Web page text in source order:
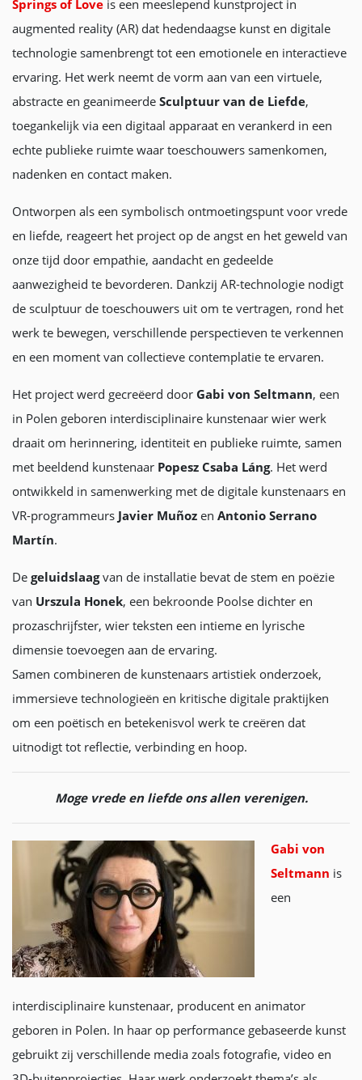
Springs of Love is een meeslepend kunstproject in
augmented reality (AR) dat hedendaagse kunst en digitale
technologie samenbrengt tot een emotionele en interactieve
ervaring. Het werk neemt de vorm aan van een virtuele,
abstracte en geanimeerde Sculptuur van de Liefde,
toegankelijk via een digitaal apparaat en verankerd in een
echte publieke ruimte waar toeschouwers samenkomen,
nadenken en contact maken.
Ontworpen als een symbolisch ontmoetingspunt voor vrede
en liefde, reageert het project op de angst en het geweld van
onze tijd door empathie, aandacht en gedeelde
aanwezigheid te bevorderen. Dankzij AR-technologie nodigt
de sculptuur de toeschouwers uit om te vertragen, rond het
werk te bewegen, verschillende perspectieven te verkennen
en een moment van collectieve contemplatie te ervaren.
Het project werd gecreëerd door Gabi von Seltmann, een
in Polen geboren interdisciplinaire kunstenaar wier werk
draait om herinnering, identiteit en publieke ruimte, samen
met beeldend kunstenaar Popesz Csaba Láng. Het werd
ontwikkeld in samenwerking met de digitale kunstenaars en
VR-programmeurs Javier Muñoz en Antonio Serrano
Martín.
De geluidslaagvan de installatie bevat de stem en poëzie
van Urszula Honek, een bekroonde Poolse dichter en
prozaschrijfster, wier teksten een intieme en lyrische
dimensie toevoegen aan de ervaring.
Samen combineren de kunstenaars artistiek onderzoek,
immersieve technologieën en kritische digitale praktijken
om een poëtisch en betekenisvol werk te creëren dat
uitnodigt tot reflectie, verbinding en hoop.
Moge vrede en liefde ons allen verenigen.
Gabi von
Seltmann is
een
interdisciplinaire kunstenaar, producent en animator
geboren in Polen. In haar op performance gebaseerde kunst
gebruikt zij verschillende media zoals fotografie, video en